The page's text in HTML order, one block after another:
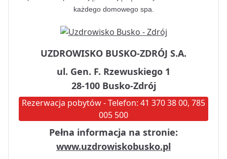
każdego domowego spa.
UZDROWISKO BUSKO-ZDRÓJ S.A.
ul. Gen. F. Rzewuskiego 1
28-100 Busko-Zdrój
Rezerwacja pobytów - Telefon: 41 370 38 00, 785
005 500
Pełna informacja na stronie:
www.uzdrowiskobusko.pl